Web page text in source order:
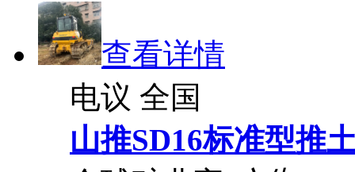
查看详情
电议 全国
山推SD16标准型推